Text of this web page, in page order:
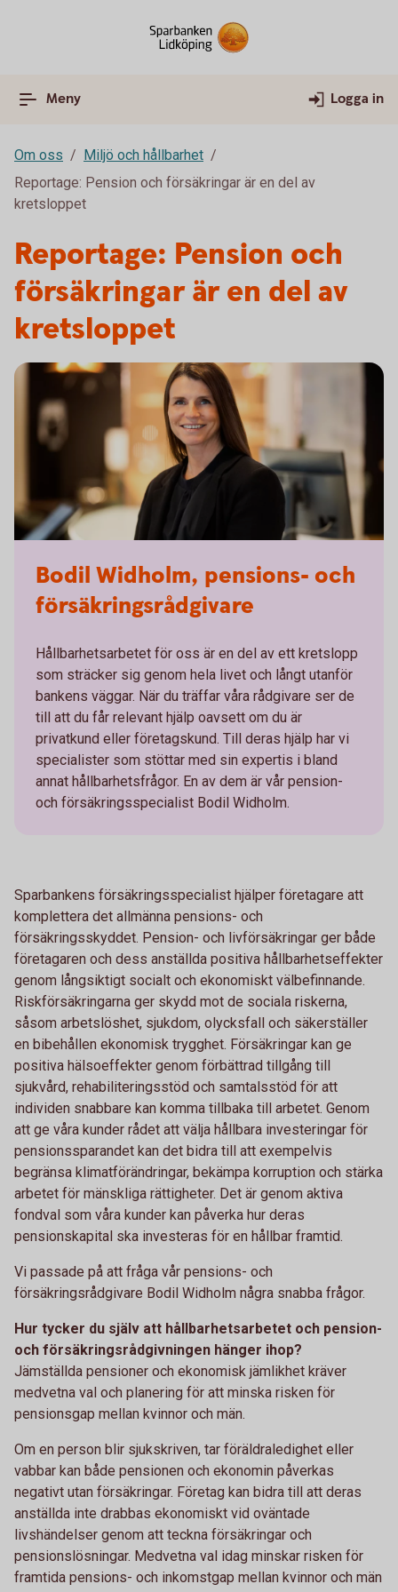
Meny Logga in
Om oss
Miljö och hållbarhet
Reportage: Pension och försäkringar är en del av
kretsloppet
Reportage: Pension och
försäkringar är en del av
kretsloppet
Bodil Widholm, pensions- och
försäkringsrådgivare
Hållbarhetsarbetet för oss är en del av ett kretslopp
som sträcker sig genom hela livet och långt utanför
bankens väggar. När du träffar våra rådgivare ser de
till att du får relevant hjälp oavsett om du är
privatkund eller företagskund. Till deras hjälp har vi
specialister som stöttar med sin expertis i bland
annat hållbarhetsfrågor. En av dem är vår pension-
och försäkringsspecialist Bodil Widholm.
Sparbankens försäkringsspecialist hjälper företagare att
komplettera det allmänna pensions- och
försäkringsskyddet. Pension- och livförsäkringar ger både
företagaren och dess anställda positiva hållbarhetseffekter
genom långsiktigt socialt och ekonomiskt välbefinnande.
Riskförsäkringarna ger skydd mot de sociala riskerna,
såsom arbetslöshet, sjukdom, olycksfall och säkerställer
en bibehållen ekonomisk trygghet. Försäkringar kan ge
positiva hälsoeffekter genom förbättrad tillgång till
sjukvård, rehabiliteringsstöd och samtalsstöd för att
individen snabbare kan komma tillbaka till arbetet. Genom
att ge våra kunder rådet att välja hållbara investeringar för
pensionssparandet kan det bidra till att exempelvis
begränsa klimatförändringar, bekämpa korruption och stärka
arbetet för mänskliga rättigheter. Det är genom aktiva
fondval som våra kunder kan påverka hur deras
pensionskapital ska investeras för en hållbar framtid.
Vi passade på att fråga vår pensions- och
försäkringsrådgivare Bodil Widholm några snabba frågor.
Hur tycker du själv att hållbarhetsarbetet och pension-
och försäkringsrådgivningen hänger ihop?
Jämställda pensioner och ekonomisk jämlikhet kräver
medvetna val och planering för att minska risken för
pensionsgap mellan kvinnor och män.
Om en person blir sjukskriven, tar föräldraledighet eller
vabbar kan både pensionen och ekonomin påverkas
negativt utan försäkringar. Företag kan bidra till att deras
anställda inte drabbas ekonomiskt vid oväntade
livshändelser genom att teckna försäkringar och
pensionslösningar. Medvetna val idag minskar risken för
framtida pensions- och inkomstgap mellan kvinnor och män